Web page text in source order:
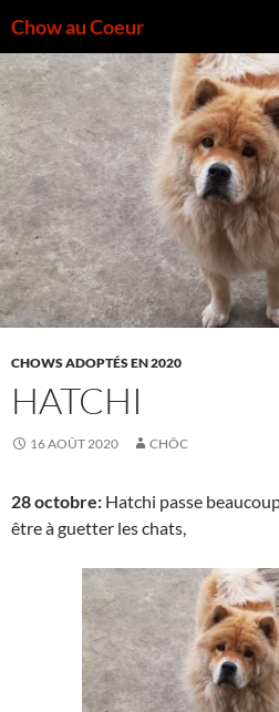
au
contenu
Chow au Coeur
CHOWS ADOPTÉS EN 2020
HATCHI
16 AOÛT 2020 CHÔC
28 octobre: Hatchi passe
être à guetter les chats,